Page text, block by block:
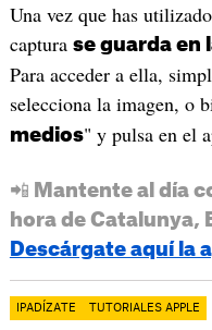
Una vez que has
captura se guarda en
Para acceder a ella,
selecciona la imagen, o
medios" y pulsa en el
📲 Mantente al día
hora de Catalunya,
Descárgate aquí la
IPADÍZATE TUTORIALES APPLE